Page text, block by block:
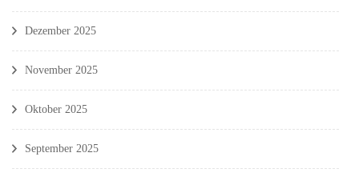
Dezember 2025
November 2025
Oktober 2025
September 2025